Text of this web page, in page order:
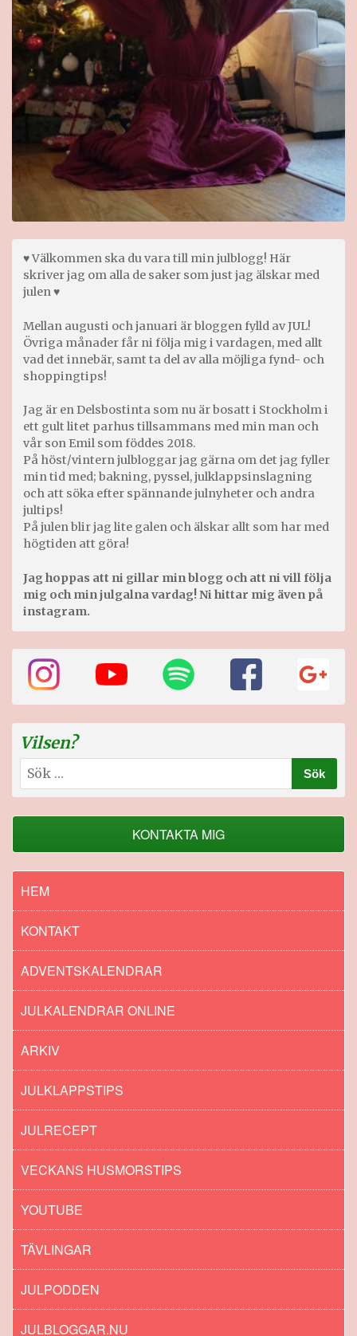
♥ Välkommen ska du vara till min julblogg! Här
skriver jag om alla de saker som just jag älskar med
julen ♥
Mellan augusti och januari är bloggen fylld av JUL!
Övriga månader får ni följa mig i vardagen, med allt
vad det innebär, samt ta del av alla möjliga fynd- och
shoppingtips!
Jag är en Delsbostinta som nu är bosatt i Stockholm i
ett gult litet parhus tillsammans med min man och
vår son Emil som föddes 2018.
På höst/vintern julbloggar jag gärna om det jag fyller
min tid med; bakning, pyssel, julklappsinslagning
och att söka efter spännande julnyheter och andra
jultips!
På julen blir jag lite galen och älskar allt som har med
högtiden att göra!
Jag hoppas att ni gillar min blogg och att ni vill följa
mig och min julgalna vardag! Ni hittar mig även på
instagram.
Vilsen?
Sök
efter:
KONTAKTA MIG
HEM
KONTAKT
ADVENTSKALENDRAR
JULKALENDRAR ONLINE
ARKIV
JULKLAPPSTIPS
JULRECEPT
VECKANS HUSMORSTIPS
YOUTUBE
TÄVLINGAR
JULPODDEN
JULBLOGGAR.NU